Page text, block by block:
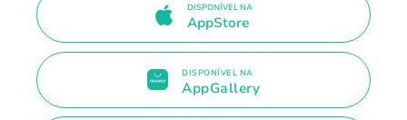
DISPONÍVEL NA
AppStore
DISPONÍVEL NA
AppGallery